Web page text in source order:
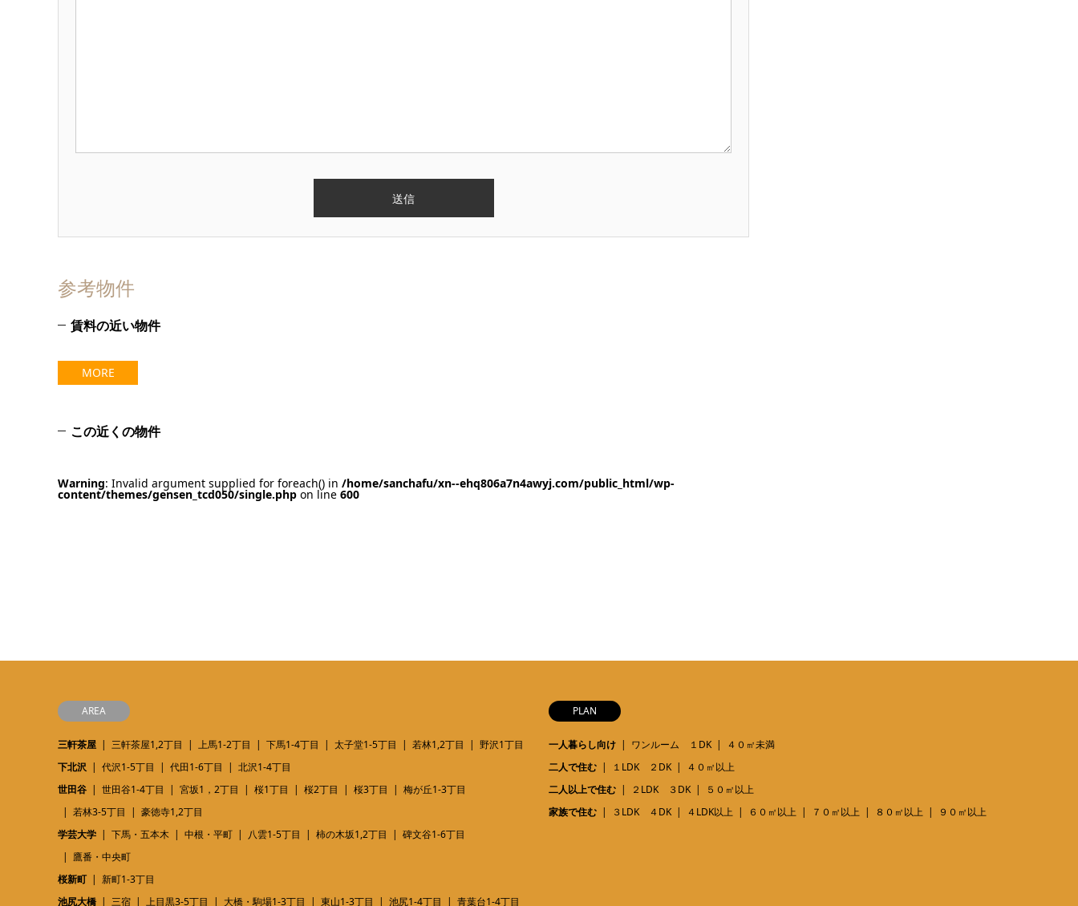
参考物件
賃料の近い物件
MORE
この近くの物件
Warning: Invalid argument supplied for foreach() in /home/sanchafu/xn--ehq806a7n4awyj.com/public_html/wp-
content/themes/gensen_tcd050/single.php on line 600
AREA
三軒茶屋 三軒茶屋1,2丁目 上馬1-2丁目 下馬1-4丁目 太子堂1-5丁目 若林1,2丁目
野沢1丁目
下北沢
代沢1-5丁目 代田1-6丁目
北沢1-4丁目
世田谷
世田谷1-4丁目 宮坂1，2丁目 桜1丁目 桜2丁目 桜3丁目
梅が丘1-3丁目
若林3-5丁目
豪徳寺1,2丁目
学芸大学
下馬・五本木 中根・平町 八雲1-5丁目 柿の木坂1,2丁目
碑文谷1-6丁目
鷹番・中央町
桜新町
新町1-3丁目
池尻大橋
三宿 上目黒3-5丁目 大橋・駒場1-3丁目 東山1-3丁目 池尻1-4丁目 青葉台1-4丁目
PLAN
一人暮らし向け ワンルーム １DK
４０㎡未満
二人で住む
１LDK ２DK
４０㎡以上
二人以上で住む
２LDK ３DK
５０㎡以上
家族で住む
３LDK ４DK ４LDK以上 ６０㎡以上 ７０㎡以上 ８０㎡以上 ９０㎡以上